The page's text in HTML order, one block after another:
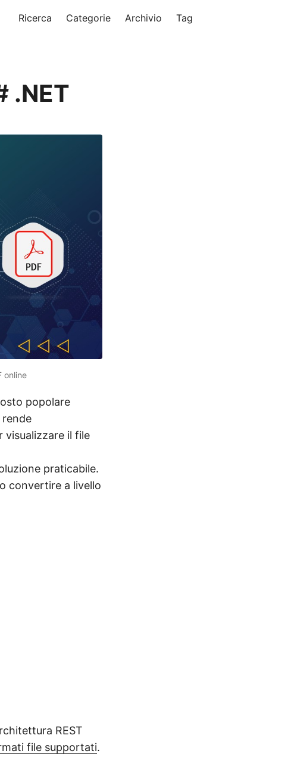
Ricerca Categorie Archivio Tag
.NET
online
popolare
visualizzare il file
praticabile.
convertire a livello
REST
file supportati.